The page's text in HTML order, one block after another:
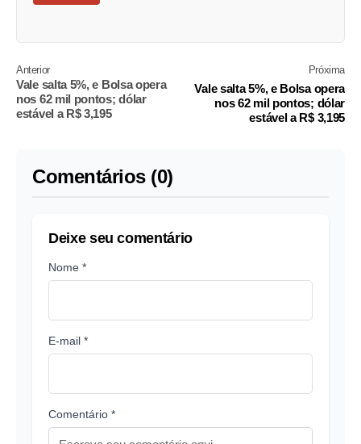
Anterior
Vale salta 5%, e Bolsa opera
nos 62 mil pontos; dólar
estável a R$ 3,195
Próxima
Vale salta 5%, e Bolsa opera
nos 62 mil pontos; dólar
estável a R$ 3,195
Comentários (0)
Deixe seu comentário
Nome *
E-mail *
Comentário *